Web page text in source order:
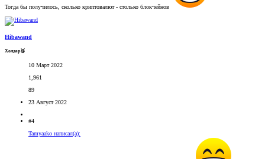
Тогда бы получилось, сколько криптовалют - столько блокчейнов
Hibawand
Холдер🥉
10 Март 2022
1,961
89
23 Август 2022
#4
Tamyaako написал(а):